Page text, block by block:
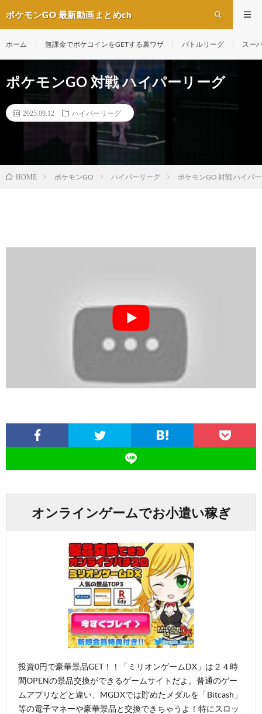
ポケモンGO 最新動画まとめch
ホーム 無課金でポケコインをGETする裏ワザ バトルリーグ スー
ポケモンGO 対戦 ハイパーリーグ
2025.09.12 ハイパーリーグ
HOME ポケモンGO ハイパーリーグ ポケモンGO 対戦 ハイパ
オンラインゲームでお小遣い稼ぎ
投資0円で豪華景品GET！！「ミリオンゲームDX」は２４時
間OPENの景品交換ができるゲームサイトだよ。普通のゲー
ムアプリなどと違い、MGDXでは貯めたメダルを「Bitcash」
等の電子マネーや豪華景品と交換できちゃうよ！特にスロッ